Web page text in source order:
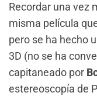
Recordar una vez
misma película
pero se ha hecho
3D (no se ha
capitaneado por
estereoscopía de